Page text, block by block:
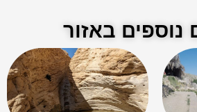
נוספים באזור